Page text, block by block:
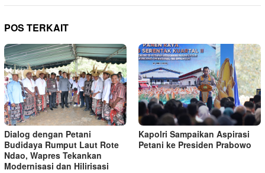
POS TERKAIT
Dialog dengan Petani
Budidaya Rumput Laut Rote
Ndao, Wapres Tekankan
Modernisasi dan Hilirisasi
Kapolri Sampaikan Aspirasi
Petani ke Presiden Prabowo